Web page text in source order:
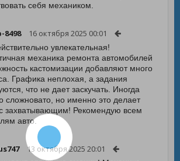
себя механиком.
8498 16 октября 2025 00:01
увлекательная!
механика ремонта автомобилей
кастомизации добавляют много
Графика неплохая, а задания
что не дает заскучать. Иногда
сложновато, но именно это делает
захватывающим! Рекомендую всем
авто.
13 октября 2025 20:01